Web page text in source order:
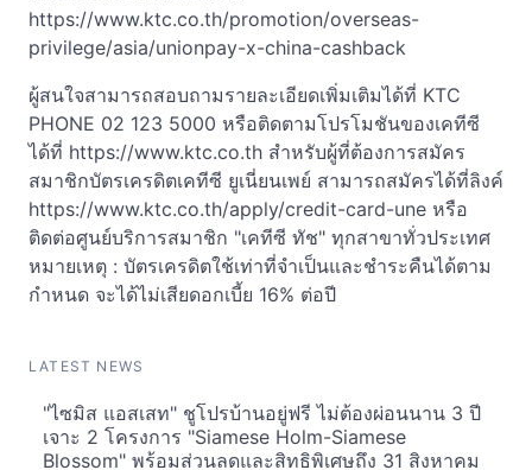
https://www.ktc.co.th/promotion/overseas-
privilege/asia/unionpay-x-china-cashback
ผู้สนใจสามารถสอบถามรายละเอียดเพิ่มเติมได้ที่ KTC
PHONE 02 123 5000 หรือติดตามโปรโมชันของเคทีซี
ได้ที่ https://www.ktc.co.th สำหรับผู้ที่ต้องการสมัคร
สมาชิกบัตรเครดิตเคทีซี ยูเนี่ยนเพย์ สามารถสมัครได้ที่ลิงค์
https://www.ktc.co.th/apply/credit-card-une หรือ
ติดต่อศูนย์บริการสมาชิก "เคทีซี ทัช" ทุกสาขาทั่วประเทศ
หมายเหตุ : บัตรเครดิตใช้เท่าที่จำเป็นและชำระคืนได้ตาม
กำหนด จะได้ไม่เสียดอกเบี้ย 16% ต่อปี
LATEST NEWS
"ไซมิส แอสเสท" ชูโปรบ้านอยู่ฟรี ไม่ต้องผ่อนนาน 3 ปี
เจาะ 2 โครงการ "Siamese Holm-Siamese
Blossom" พร้อมส่วนลดและสิทธิพิเศษถึง 31 สิงหาคม